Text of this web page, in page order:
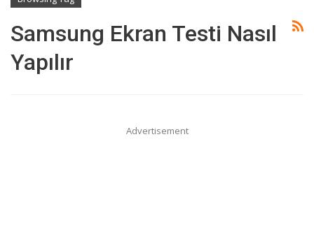
Samsung Ekran Testi Nasıl
Yapılır
Advertisement